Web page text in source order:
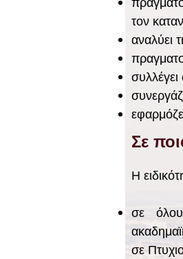
τον
αναλύει
συλλέγει
Σε
Η
σε
σε